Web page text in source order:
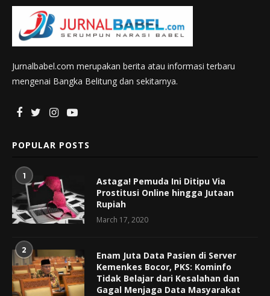
Jurnalbabel.com merupakan berita atau informasi terbaru
mengenai Bangka Belitung dan sekitarnya.
POPULAR POSTS
1
Astaga! Pemuda Ini Ditipu Via
Prostitusi Online hingga Jutaan
Rupiah
March 17, 2020
2
Enam Juta Data Pasien di Server
Kemenkes Bocor, PKS: Kominfo
Tidak Belajar dari Kesalahan dan
Gagal Menjaga Data Masyarakat